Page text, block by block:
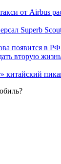
от Airbus
Superb
появится в РФ
вторую жизнь
китайский